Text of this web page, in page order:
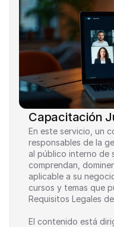
Capacitación
En este servicio, un
responsables de la
al público interno de
comprendan,
aplicable a su
cursos y temas que
Requisitos Legales
El contenido está